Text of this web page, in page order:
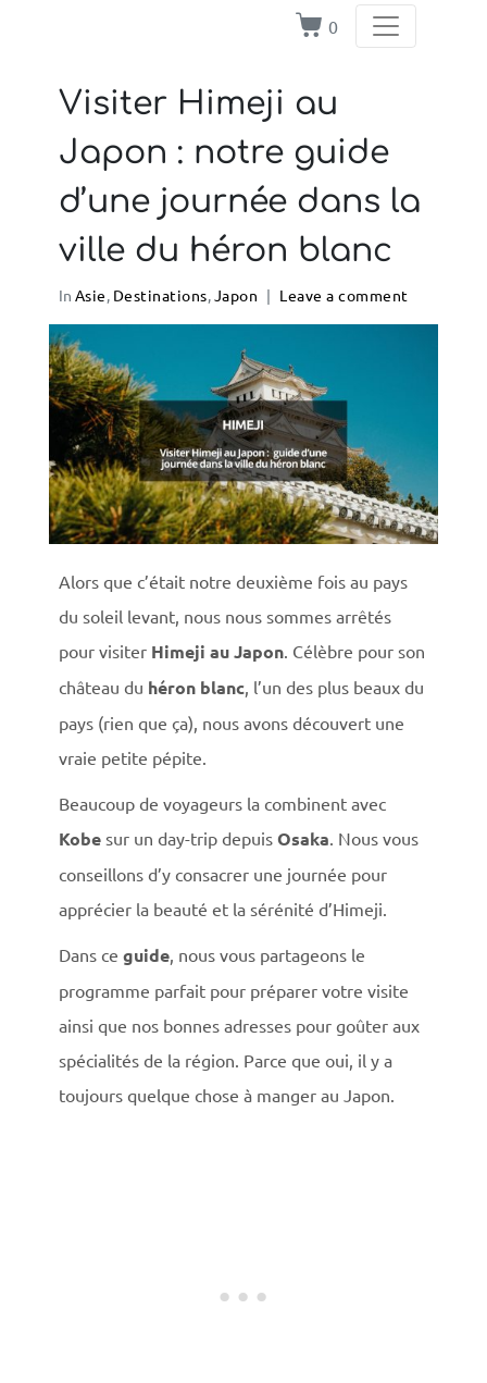
0
Visiter Himeji au
Japon : notre guide
d’une journée dans la
ville du héron blanc
In Asie, Destinations,Japon Leave a comment
Alors que c’était notre deuxième fois au pays
du soleil levant, nous nous sommes arrêtés
pour visiter Himeji au Japon. Célèbre pour son
château du héron blanc, l’un des plus beaux du
pays (rien que ça), nous avons découvert une
vraie petite pépite.
Beaucoup de voyageurs la combinent avec
Kobesur un day-trip depuis Osaka. Nous vous
conseillons d’y consacrer une journée pour
apprécier la beauté et la sérénité d’Himeji.
Dans ce guide, nous vous partageons le
programme parfait pour préparer votre visite
ainsi que nos bonnes adresses pour goûter aux
spécialités de la région. Parce que oui, il y a
toujours quelque chose à manger au Japon.